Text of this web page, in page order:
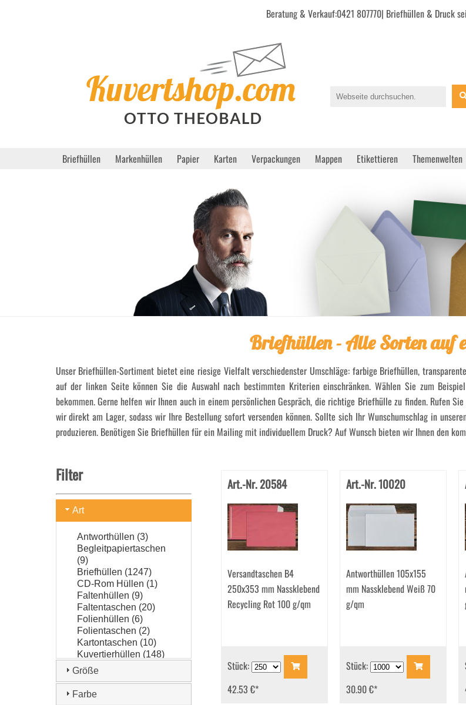
Beratung & Verkauf:0421 807770| Briefhüllen & Druck
Briefhüllen Markenhüllen Papier Karten Verpackungen Mappen Etikettieren Themenwelten
Briefhüllen - Alle Sorten auf
Unser Briefhüllen-Sortiment bietet eine riesige Vielfalt verschiedenster Umschläge: farbige Briefhüllen,
auf der linken Seite können Sie die Auswahl nach bestimmten Kriterien einschränken. Wählen Sie zum
bekommen. Gerne helfen wir Ihnen auch in einem persönlichen Gespräch, die richtige Briefhülle zu finden. Rufen
wir direkt am Lager, sodass wir Ihre Bestellung sofort versenden können. Sollte sich Ihr Wunschumschlag in
produzieren. Benötigen Sie Briefhüllen für ein Mailing mit individuellem Druck? Auf Wunsch bieten wir Ihnen den
Filter
Art
Antworthüllen (3)
Begleitpapiertaschen
(9)
Briefhüllen (1247)
CD-Rom Hüllen (1)
Faltenhüllen (9)
Faltentaschen (20)
Folienhüllen (6)
Folientaschen (2)
Kartontaschen (10)
Kuvertierhüllen (148)
Lohnbeutel (3)
(12)
Größe
Farbe
Art.-Nr. 20584
Versandtaschen B4
250x353 mm Nassklebend
Recycling Rot 100 g/qm
Stück:
42.53 €*
Art.-Nr. 10020
Antworthüllen 105x155
mm Nassklebend Weiß 70
g/qm
Stück:
30.90 €*